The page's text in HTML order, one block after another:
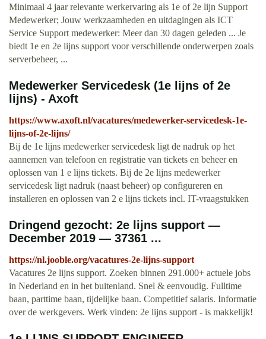
Minimaal 4 jaar relevante werkervaring als 1e of 2e lijn Support
Medewerker; Jouw werkzaamheden en uitdagingen als ICT
Service Support medewerker: Meer dan 30 dagen geleden ... Je
biedt 1e en 2e lijns support voor verschillende onderwerpen zoals
serverbeheer, ...
Medewerker Servicedesk (1e lijns of 2e
lijns) - Axoft
https://www.axoft.nl/vacatures/medewerker-servicedesk-1e-
lijns-of-2e-lijns/
Bij de 1e lijns medewerker servicedesk ligt de nadruk op het
aannemen van telefoon en registratie van tickets en beheer en
oplossen van 1 e lijns tickets. Bij de 2e lijns medewerker
servicedesk ligt nadruk (naast beheer) op configureren en
installeren en oplossen van 2 e lijns tickets incl. IT-vraagstukken
Dringend gezocht: 2e lijns support —
December 2019 — 37361 ...
https://nl.jooble.org/vacatures-2e-lijns-support
Vacatures 2e lijns support. Zoeken binnen 291.000+ actuele jobs
in Nederland en in het buitenland. Snel & eenvoudig. Fulltime
baan, parttime baan, tijdelijke baan. Competitief salaris. Informatie
over de werkgevers. Werk vinden: 2e lijns support - is makkelijk!